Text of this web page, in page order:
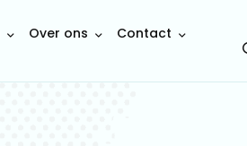
Over ons
Contact